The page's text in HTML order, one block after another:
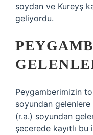
soydan ve Kureyş
geliyordu.
Peygamberimizin
soyundan gelenlere
(r.a.) soyundan
şecerede kayıtlı